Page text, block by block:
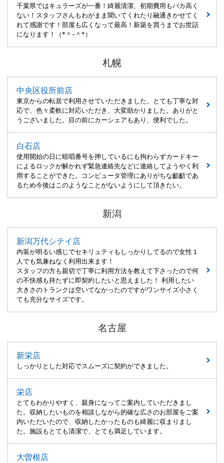
千葉県ではキュラーズが一番！綺麗清潔、初期費用もバカ高く
ない！スタッフさんもわがまま聞いてくれたり融通きかせてく
れて感謝です！部屋も広くなって最高！新築を買うまでお世話
になります！（*＾-＾*）
札幌
中央区役所前店
東京からの転居で利用させていただきました。とても丁寧な対
応で、色々柔軟に対応いただき、大変助かりました。ありがと
うございました。目の前にカーシェアもあり、便利でした。
白石店
使用開始の日に暗唱番号を押しているにも拘わらずカードキー
によるロックが解かれず緊急連絡先などに連絡してようやく利
用することができた。コンピュータ管理にありがちな齟齬であ
るため今後はこのようなことがないようにして頂きたい。
新潟
新潟万代シテイ店
内装が明るい感じでセキリュティもしっかりしてるので女性１
人でも気兼ねなく利用出来ます！
スタッフの方も親切で丁寧に利用方法を教えて下さったので何
の不快感も持たずに即契約したいと思えました！ 利用したい
大きさのトランクは空いてなかったのですがワンサイズ小さく
ても充分なサイズです。
名古屋
新栄店
しっかりとした対応でスムーズに契約ができました。
栄店
とてもわかりやすく、親身になってご案内していただきまし
た。収納したいものを相談しながら的確な広さのお部屋をご案
内いただいたので、収納したかったものも綺麗に収まりまし
た。施設もとても清潔で、とても満足しています。
大曽根店